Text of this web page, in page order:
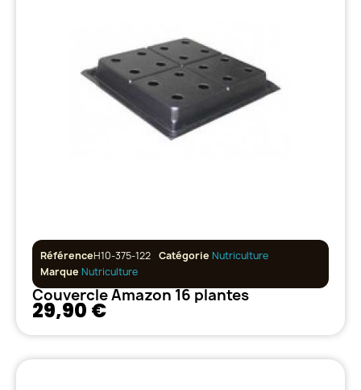
RéférenceH10-375-122 Catégorie Nutriculture
Marque Nutriculture
Couvercle Amazon 16 plantes
29,90 €